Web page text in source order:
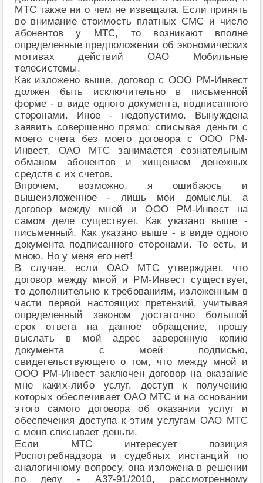
МТС также ни о чем не извещала. Если принять
во внимание стоимость платных СМС и число
абонентов у МТС, то возникают вполне
определенные предположения об экономических
мотивах действий ОАО Мобильные
телесистемы.
Как изложено выше, договор с ООО РМ-Инвест
должен быть исключительно в письменной
форме - в виде одного документа, подписанного
сторонами. Иное - недопустимо. Вынуждена
заявить совершенно прямо: списывая деньги с
моего счета без моего договора с ООО РМ-
Инвест, ОАО МТС занимается сознательным
обманом абонентов и хищением денежных
средств с их счетов.
Впрочем, возможно, я ошибаюсь и
вышеизложенное - лишь мои домыслы, а
договор между мной и ООО РМ-Инвест на
самом деле существует. Как указано выше -
письменный. Как указано выше - в виде одного
документа подписанного сторонами. То есть, и
мною. Но у меня его нет!
В случае, если ОАО МТС утверждает, что
договор между мной и РМ-Инвест существует,
то дополнительно к требованиям, изложенным в
части первой настоящих претензий, учитывая
определенный законом достаточно большой
срок ответа на данное обращение, прошу
выслать в мой адрес заверенную копию
документа с моей подписью,
свидетельствующего о том, что между мной и
ООО РМ-Инвест заключен договор на оказание
мне каких-либо услуг, доступ к получению
которых обеспечивает ОАО МТС и на основании
этого самого договора об оказании услуг и
обеспечения доступа к этим услугам ОАО МТС
с меня списывает деньги.
Если МТС интересует позиция
Роспотребнадзора и судебных инстанций по
аналогичному вопросу, она изложена в решении
по делу - А37-91/2010, рассмотренному